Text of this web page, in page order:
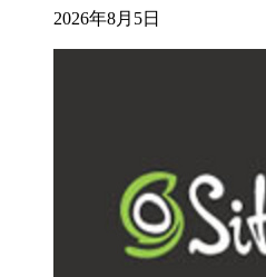
2026年8月5日